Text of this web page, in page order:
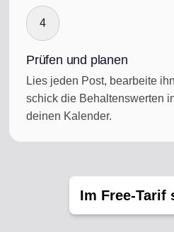
4
Prüfen und planen
Lies jeden Post, bearbeite
schick die Behaltenswerten
deinen Kalender.
Im Free-Tarif